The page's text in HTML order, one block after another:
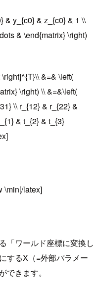
& y_{c0} & z_{c0} & 1 \\
& \end{matrix} \right)
&=& \left(
\right) \\ &=&\left(
\\ r_{12} & r_{22} &
& t_{2} & t_{3}
\min[/latex]
「ワールド座標に変換し
するX（=外部パラメー
できます。